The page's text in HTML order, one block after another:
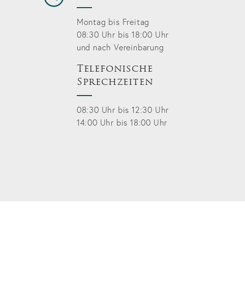
Montag bis Freitag
08:30 Uhr bis 18:00 Uhr
und nach Vereinbarung
Telefonische
Sprechzeiten
08:30 Uhr bis 12:30 Uhr
14:00 Uhr bis 18:00 Uhr